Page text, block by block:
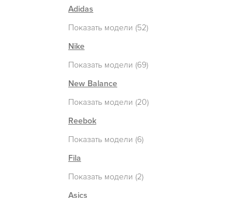
Adidas
Показать модели (52)
Nike
Показать модели (69)
New Balance
Показать модели (20)
Reebok
Показать модели (6)
Fila
Показать модели (2)
Asics